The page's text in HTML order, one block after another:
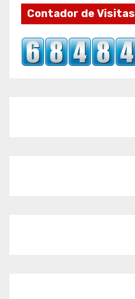
Contador de Visitas